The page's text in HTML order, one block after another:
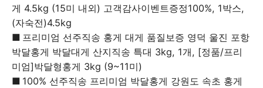
게 4.5kg (15미 내외) 고객감사이벤트증정100%, 1박스,
(자숙전)4.5kg
프리미엄 선주직송 홍게 대게 품질보증 영덕 울진 포항
박달홍게 박달대게 산지직송 특대 3kg, 1개, [정품/프리
미엄]박달형홍게 3kg (9~11미)
100% 선주직송 프리미엄 박달홍게 강원도 속초 홍게